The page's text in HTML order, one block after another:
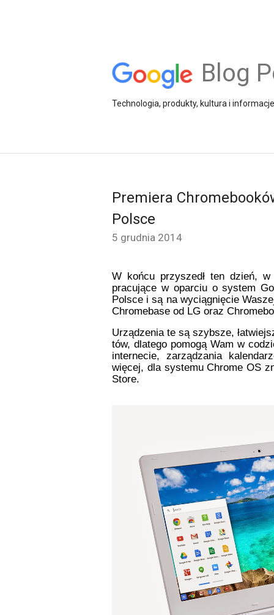
Blog
Technologia, produkty, kultura i
Premiera
Polsce
5 grudnia 2014
W końcu przyszedł ten dzień,
pracujące w oparciu o system
Polsce i są na wyciągnięcie
Chromebase od LG oraz
Urządzenia te są szybsze,
tów, dlatego pomogą Wam w
internecie, zarządzania
więcej, dla systemu Chrome OS
Store.